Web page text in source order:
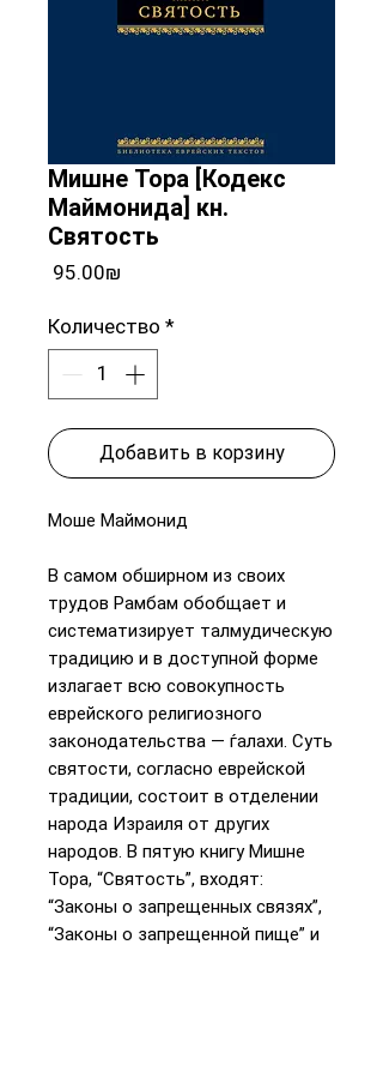
Мишне Тора [Кодекс
Маймонида] кн.
Святость
‏95.00 ‏₪
Количество *
Добавить в корзину
Моше Маймонид
В самом обширном из своих
трудов Рамбам обобщает и
систематизирует талмудическую
традицию и в доступной форме
излагает всю совокупность
еврейского религиозного
законодательства — ѓалахи. Суть
святости, согласно еврейской
традиции, состоит в отделении
народа Израиля от других
народов. В пятую книгу Мишне
Тора, “Святость”, входят:
“Законы о запрещенных связях”,
“Законы о запрещенной пище” и